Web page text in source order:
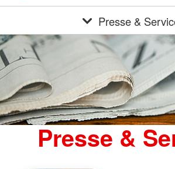
Presse &
Presse &